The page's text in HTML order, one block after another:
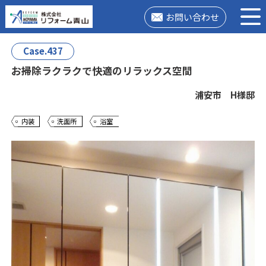
お問い合わせ
Case.437
お掃除ラクラクで快適のリラックス空間
浦安市 H様邸
内装 洗面所 浴室